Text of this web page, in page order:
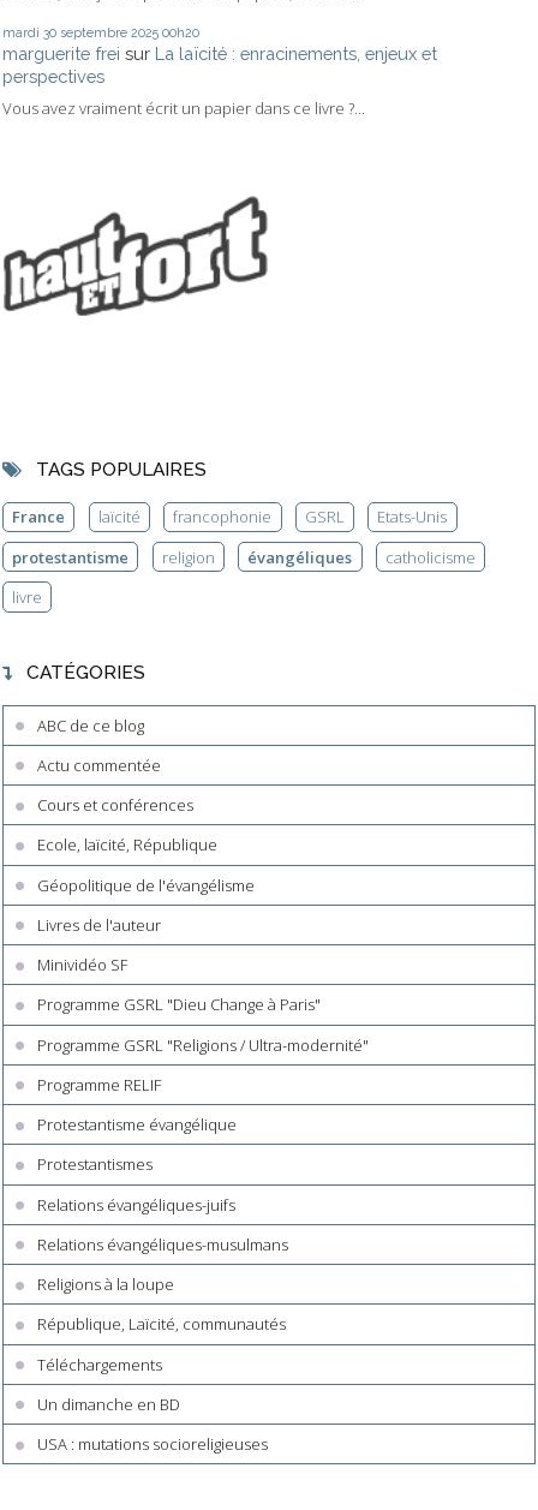
mardi 30 septembre 2025 00h20
marguerite frei sur La laïcité : enracinements, enjeux et
perspectives
Vous avez vraiment écrit un papier dans ce livre ?...
TAGS POPULAIRES
France laïcité francophonie GSRL
Etats-Unis
protestantisme
religion évangéliques
catholicisme
livre
CATÉGORIES
ABC de ce blog
Actu commentée
Cours et conférences
Ecole, laïcité, République
Géopolitique de l'évangélisme
Livres de l'auteur
Minividéo SF
Programme GSRL "Dieu Change à Paris"
Programme GSRL "Religions / Ultra-modernité"
Programme RELIF
Protestantisme évangélique
Protestantismes
Relations évangéliques-juifs
Relations évangéliques-musulmans
Religions à la loupe
République, Laïcité, communautés
Téléchargements
Un dimanche en BD
USA : mutations socioreligieuses